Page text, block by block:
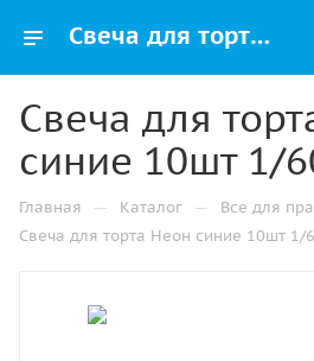
Свеча для торта Неон синие 10шт 1/600 оптом и в розницу в Перми, цены в каталоге с доставкой
Свеча для
синие 10шт 1/
Главная — Каталог — Все для
Свеча для торта Неон синие 10шт 1/